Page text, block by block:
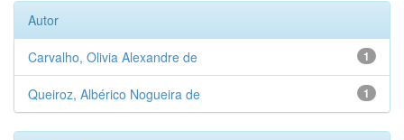
Autor
1
Carvalho, Olivia Alexandre de
1
Queiroz, Albérico Nogueira de